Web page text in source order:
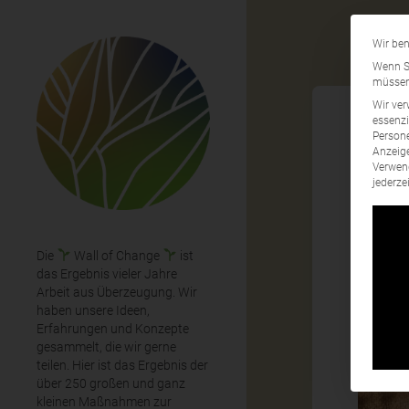
Die Wall of Change
ist
das Ergebnis vieler Jahre
Arbeit aus Überzeugung. Wir
haben unsere Ideen,
Erfahrungen und Konzepte
gesammelt, die wir gerne
teilen. Hier ist das Ergebnis der
über 250 großen und ganz
kleinen Maßnahmen zur
Wir
Wenn
Wir